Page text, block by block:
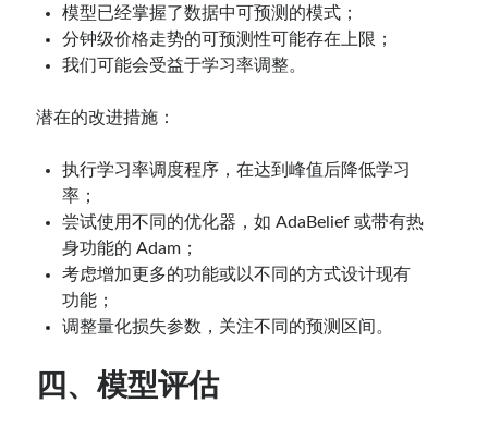
模型已经掌握了数据中可预测的模式；
分钟级价格走势的可预测性可能存在上限；
我们可能会受益于学习率调整。
潜在的改进措施：
执行学习率调度程序，在达到峰值后降低学习
率；
尝试使用不同的优化器，如 AdaBelief 或带有热
身功能的 Adam；
考虑增加更多的功能或以不同的方式设计现有
功能；
调整量化损失参数，关注不同的预测区间。
四、模型评估